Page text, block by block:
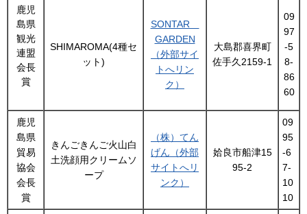
鹿児
島県
観光
連盟
会長
賞
SHIMAROMA(4種セ
ット)
SONTAR
GARDEN
（外部サイ
トへリン
ク）
大島郡喜界町
佐手久2159-1
09
97
-5
8-
86
60
鹿児
島県
貿易
協会
会長
賞
きんごきんご火山白
土洗顔用クリームソ
ープ
（株）てん
げん（外部
サイトへリ
ンク）
姶良市船津15
95-2
09
95
-6
7-
10
10